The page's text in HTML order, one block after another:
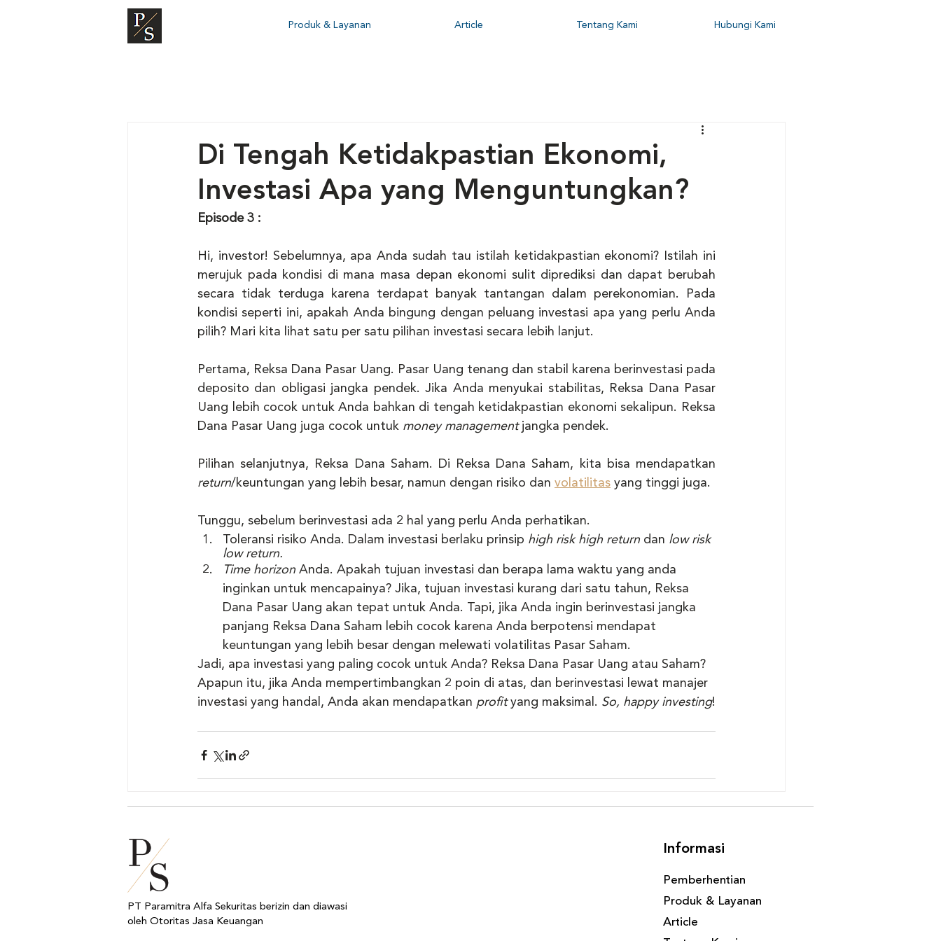
Produk & Layanan Article Tentang Kami Hubungi Kami
Di Tengah Ketidakpastian Ekonomi,
Investasi Apa yang Menguntungkan?
Episode 3 :
Hi, investor! Sebelumnya, apa Anda sudah tau istilah ketidakpastian ekonomi? Istilah ini
merujuk pada kondisi di mana masa depan ekonomi sulit diprediksi dan dapat berubah
secara tidak terduga karena terdapat banyak tantangan dalam perekonomian. Pada
kondisi seperti ini, apakah Anda bingung dengan peluang investasi apa yang perlu Anda
pilih? Mari kita lihat satu per satu pilihan investasi secara lebih lanjut.
Pertama, Reksa Dana Pasar Uang. Pasar Uang tenang dan stabil karena berinvestasi pada
deposito dan obligasi jangka pendek. Jika Anda menyukai stabilitas, Reksa Dana Pasar
Uang lebih cocok untuk Anda bahkan di tengah ketidakpastian ekonomi sekalipun. Reksa
Dana Pasar Uang juga cocok untuk money management jangka pendek.
return/keuntungan yang lebih besar, namun dengan risiko dan volatilitas yang tinggi juga.
Tunggu, sebelum berinvestasi ada 2 hal yang perlu Anda perhatikan.
Toleransi risiko Anda. Dalam investasi berlaku prinsip high risk high return dan low risk
low return.
Time horizon Anda. Apakah tujuan investasi dan berapa lama waktu yang anda
inginkan untuk mencapainya? Jika, tujuan investasi kurang dari satu tahun, Reksa
Dana Pasar Uang akan tepat untuk Anda. Tapi, jika Anda ingin berinvestasi jangka
panjang Reksa Dana Saham lebih cocok karena Anda berpotensi mendapat
keuntungan yang lebih besar dengan melewati volatilitas Pasar Saham.
Jadi, apa investasi yang paling cocok untuk Anda? Reksa Dana Pasar Uang atau Saham?
Apapun itu, jika Anda mempertimbangkan 2 poin di atas, dan berinvestasi lewat manajer
investasi yang handal, Anda akan mendapatkan profit yang maksimal. So, happy investing!
PT Paramitra Alfa Sekuritas berizin dan diawasi
oleh Otoritas Jasa Keuangan
Informasi
Pemberhentian
Produk & Layanan
Article